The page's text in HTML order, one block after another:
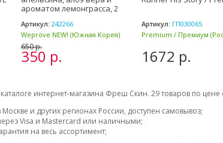
ароматом лемонграсса, 2
Артикул: 242266
Weprove NEW! (Южная Корея)
650 р.
350 р.
Артикул: ГП030065
Premium / Премиум
1672 р.
каталоге интернет-магазина Фреш Скин. 29 товаров по цене
Москве и других регионах России, доступен самовывоз;
Visa и Mastercard или наличными;
на весь ассортимент;